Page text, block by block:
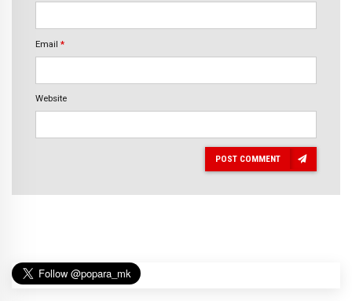
Email *
Website
POST COMMENT